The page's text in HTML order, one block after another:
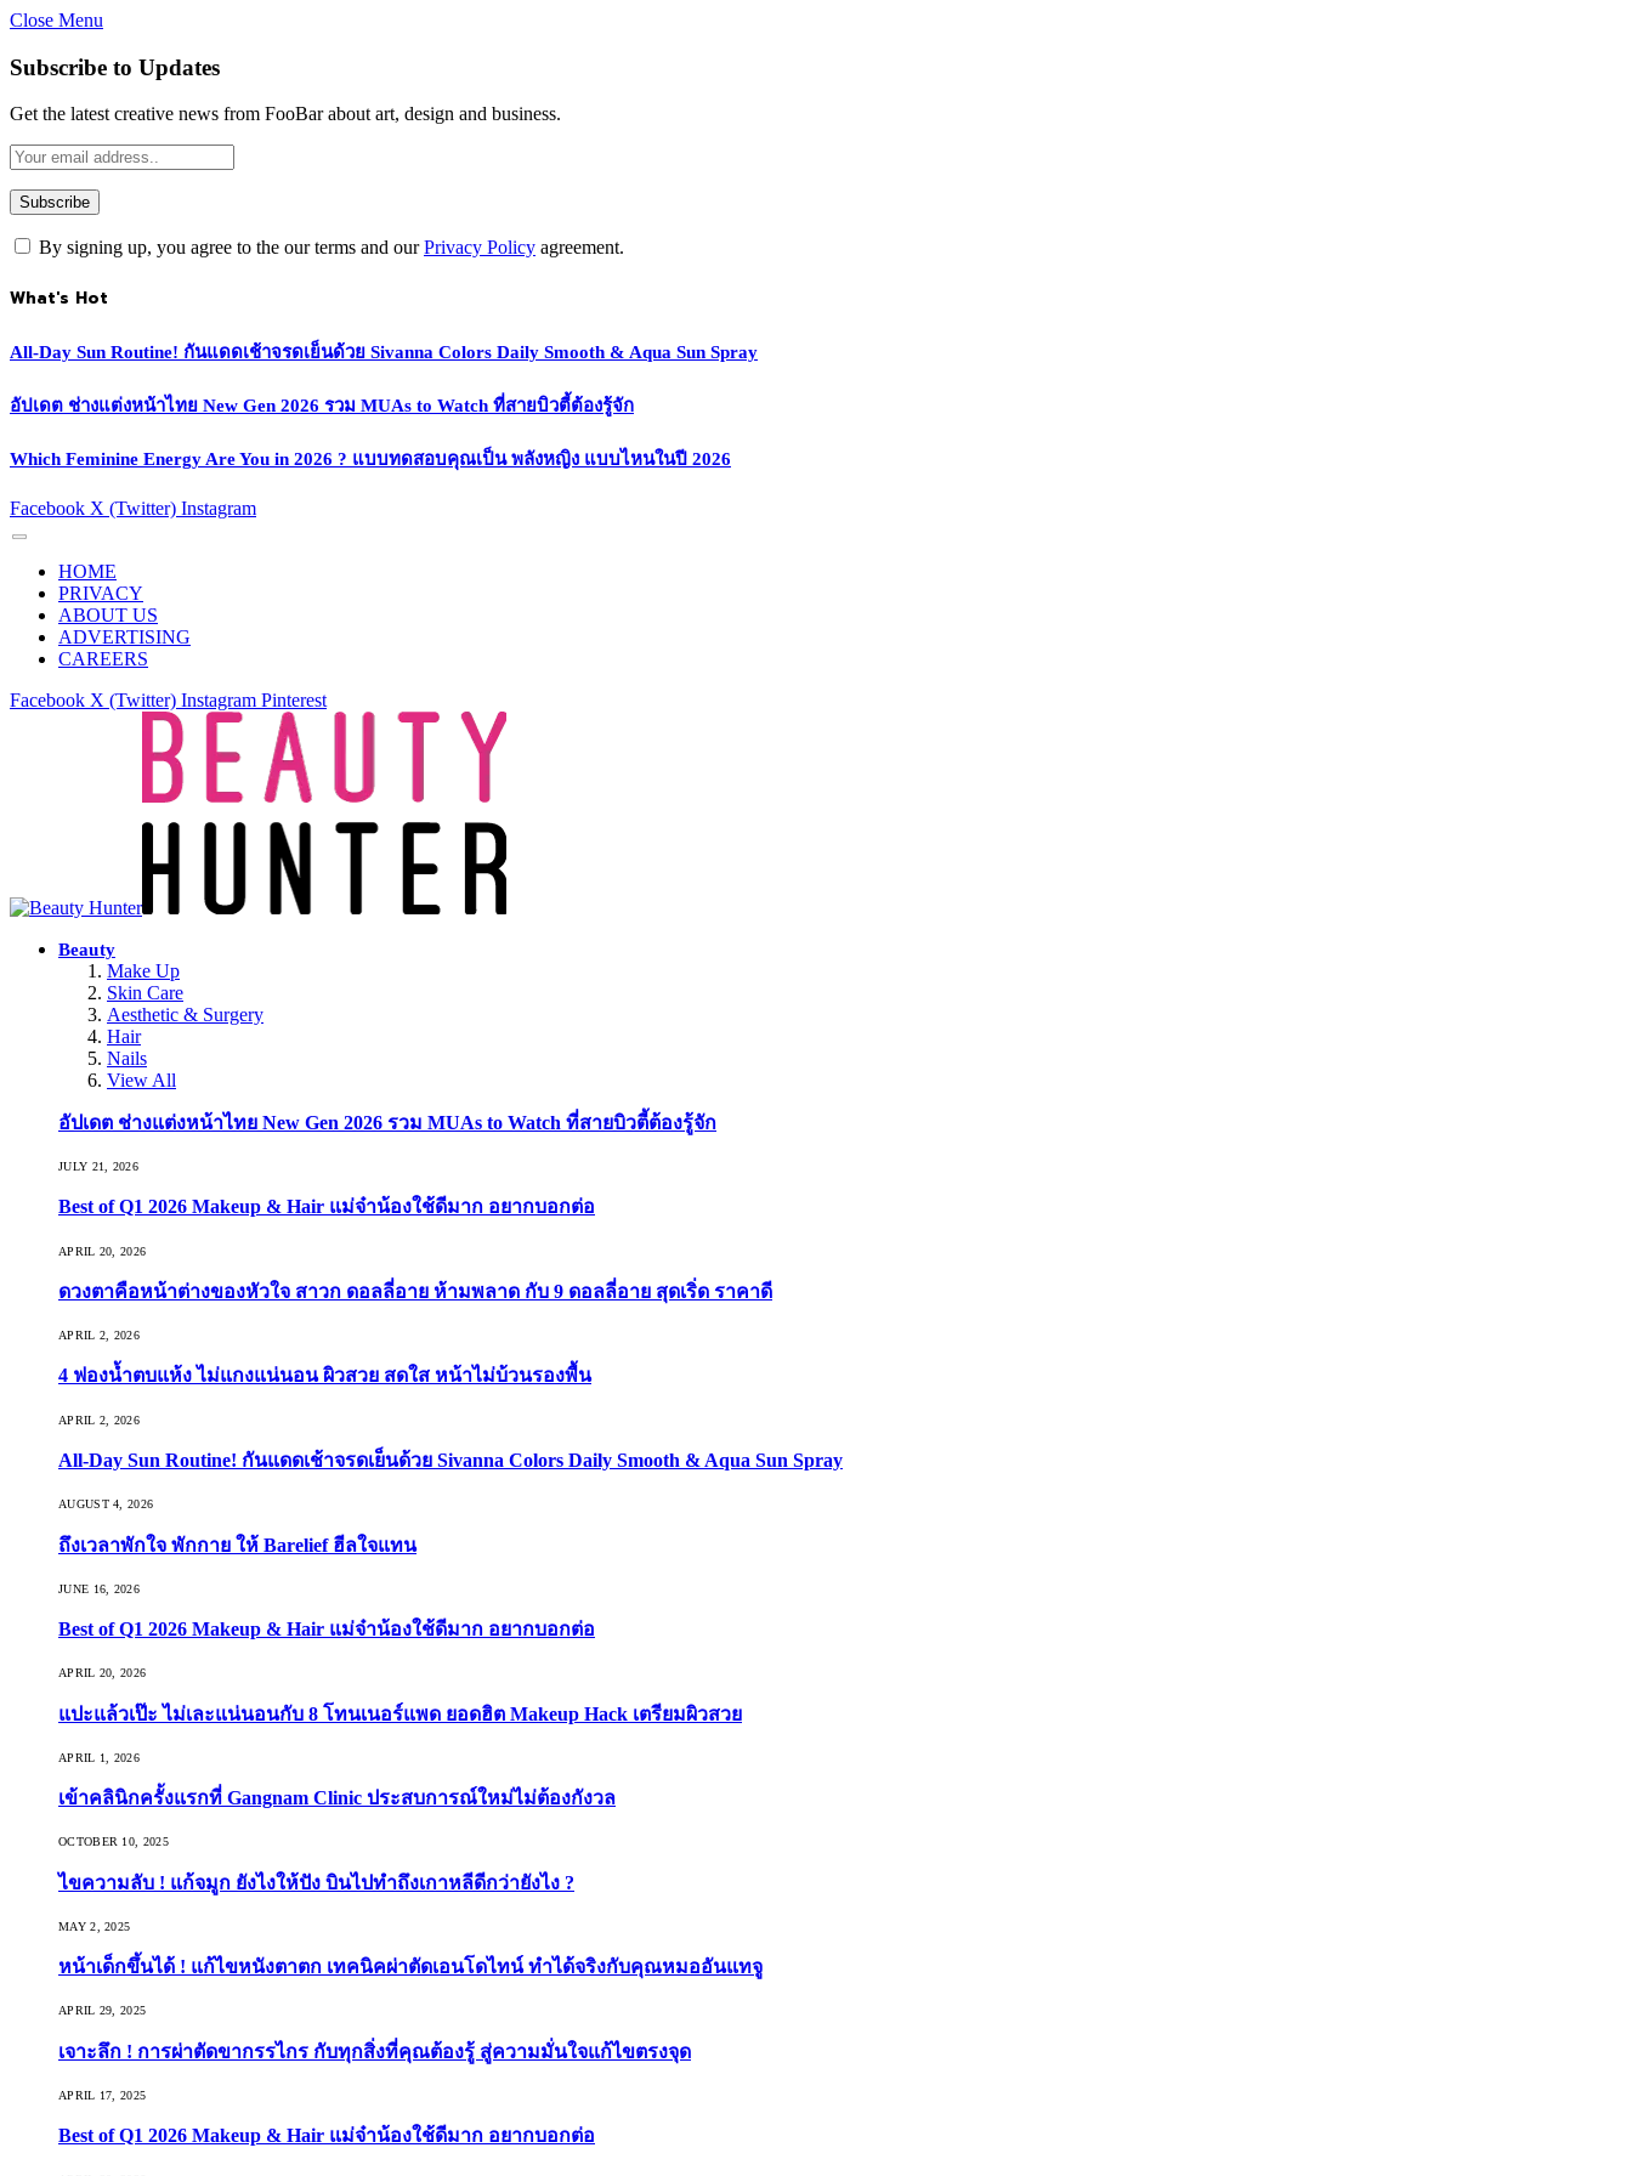
Close Menu
Subscribe to Updates
Get the latest creative news from FooBar about art, design and business.
By signing up, you agree to the our terms and ourPrivacy Policy agreement.
What's Hot
All-Day Sun Routine! กันแดดเช้าจรดเย็นด้วย Sivanna Colors Daily Smooth & Aqua Sun Spray
อัปเดต ช่างแต่งหน้าไทย New Gen 2026 รวม MUAs to Watch ที่สายบิวตี้ต้องรู้จัก
Which Feminine Energy Are You in 2026 ? แบบทดสอบคุณเป็น พลังหญิง แบบไหนในปี 2026
Facebook X (Twitter) Instagram
HOME
PRIVACY
ABOUT US
ADVERTISING
CAREERS
Facebook X (Twitter) Instagram Pinterest
Beauty
Make Up
Skin Care
Aesthetic & Surgery
Hair
Nails
View All
อัปเดต ช่างแต่งหน้าไทย New Gen 2026 รวม MUAs to Watch ที่สายบิวตี้ต้องรู้จัก
JULY 21, 2026
Best of Q1 2026 Makeup & Hair แม่จ๋าน้องใช้ดีมาก อยากบอกต่อ
APRIL 20, 2026
ดวงตาคือหน้าต่างของหัวใจ สาวก ดอลลี่อาย ห้ามพลาด กับ 9 ดอลลี่อาย สุดเริ่ด ราคาดี
APRIL 2, 2026
4 ฟองน้ำตบแห้ง ไม่แกงแน่นอน ผิวสวย สดใส หน้าไม่บ้วนรองพื้น
APRIL 2, 2026
All-Day Sun Routine! กันแดดเช้าจรดเย็นด้วย Sivanna Colors Daily Smooth & Aqua Sun Spray
AUGUST 4, 2026
ถึงเวลาพักใจ พักกาย ให้ Barelief ฮีลใจแทน
JUNE 16, 2026
Best of Q1 2026 Makeup & Hair แม่จ๋าน้องใช้ดีมาก อยากบอกต่อ
APRIL 20, 2026
แปะแล้วเป๊ะ ไม่เละแน่นอนกับ 8 โทนเนอร์แพด ยอดฮิต Makeup Hack เตรียมผิวสวย
APRIL 1, 2026
เข้าคลินิกครั้งแรกที่ Gangnam Clinic ประสบการณ์ใหม่ไม่ต้องกังวล
OCTOBER 10, 2025
ไขความลับ ! แก้จมูก ยังไงให้ปัง บินไปทำถึงเกาหลีดีกว่ายังไง ?
MAY 2, 2025
หน้าเด็กขึ้นได้ ! แก้ไขหนังตาตก เทคนิคผ่าตัดเอนโดไทน์ ทำได้จริงกับคุณหมออันแทจู
APRIL 29, 2025
เจาะลึก ! การผ่าตัดขากรรไกร กับทุกสิ่งที่คุณต้องรู้ สู่ความมั่นใจแก้ไขตรงจุด
APRIL 17, 2025
Best of Q1 2026 Makeup & Hair แม่จ๋าน้องใช้ดีมาก อยากบอกต่อ